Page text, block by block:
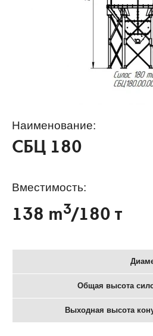
Наименование:
СБЦ 180
Вместимость:
138 m3/180 т
Общая высота
Выходная высота